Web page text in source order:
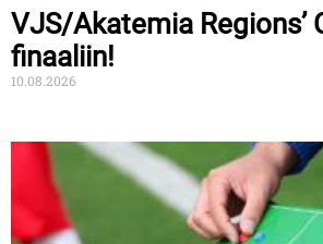
VJS/Akatemia Regions’
finaaliin!
10.08.2026